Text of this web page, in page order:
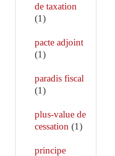
de taxation
(1)
pacte adjoint
(1)
paradis fiscal
(1)
plus-value de
cessation (1)
principe